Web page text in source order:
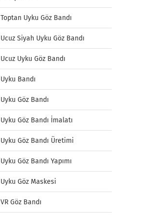
Toptan Uyku Göz Bandı
Ucuz Siyah Uyku Göz Bandı
Ucuz Uyku Göz Bandı
Uyku Bandı
Uyku Göz Bandı
Uyku Göz Bandı İmalatı
Uyku Göz Bandı Üretimi
Uyku Göz Bandı Yapımı
Uyku Göz Maskesi
VR Göz Bandı